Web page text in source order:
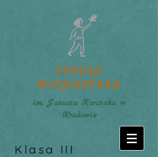
SZKOŁA
WALDORFSKA
im. Janusza Korczaka w
Krakowie
Klasa III